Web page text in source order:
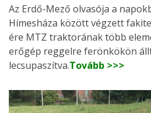
Az Erdő-Mező olvasója a
Hímesháza között végzett
ére MTZ traktorának több
erőgép reggelre ferönkökön
lecsupaszítva.Tovább >>>